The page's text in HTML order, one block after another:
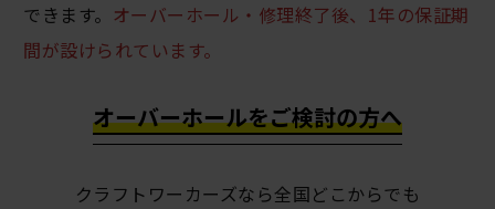
できます。 オーバーホール・修理終了後、1年の保証期
間が設けられています。
オーバーホールをご検討の方へ
クラフトワーカーズなら全国どこからでも